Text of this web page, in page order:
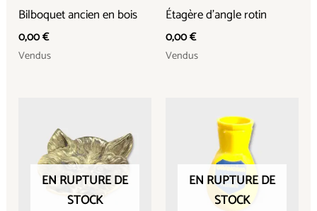
Bilboquet ancien en bois
0,00€
Vendus
Étagère d’angle rotin
0,00€
Vendus
EN RUPTURE DE
STOCK
EN RUPTURE DE
STOCK